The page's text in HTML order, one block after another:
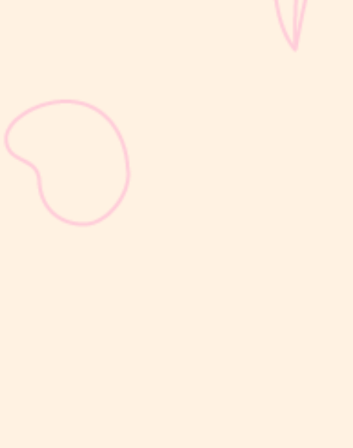
Selain berat badan, tinggi badan menjadi salah satu indikator
utama untuk menilai apakah tumbuh kembang si Kecil berjalan